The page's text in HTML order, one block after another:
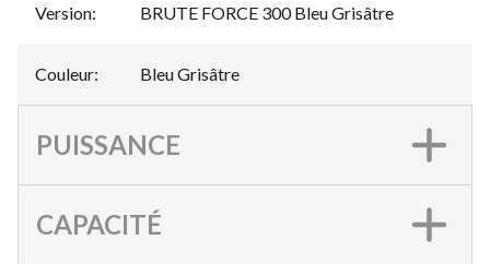
Version: BRUTE FORCE 300 Bleu Grisâtre
Couleur: Bleu Grisâtre
PUISSANCE
CAPACITÉ